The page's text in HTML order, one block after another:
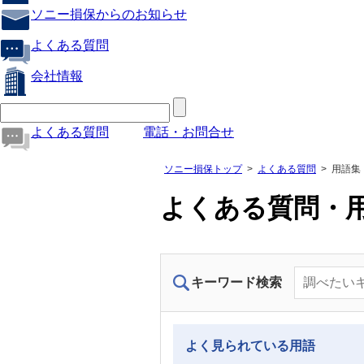
ソニー損保からのお知らせ
よくある質問
会社情報
よくある質問 電話・お問合せ
ソニー損保トップ よくある質問 用語集
よくある質問・
キーワード検索
よく見られている用語